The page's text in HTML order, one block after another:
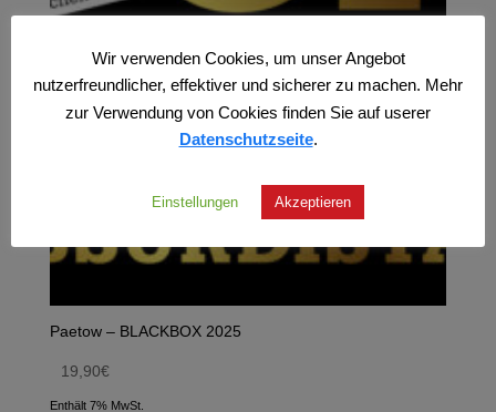
Paetow – BLACKBOX 2025
19,90€
Enthält 7% MwSt.
Wir verwenden Cookies, um unser Angebot
nutzerfreundlicher, effektiver und sicherer zu machen. Mehr
zur Verwendung von Cookies finden Sie auf userer
Datenschutzseite.
Einstellungen Akzeptieren